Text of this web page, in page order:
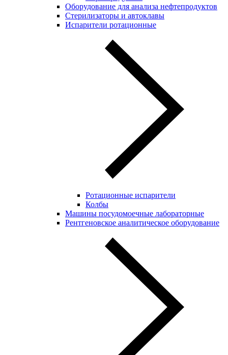
Оборудование для анализа нефтепродуктов
Стерилизаторы и автоклавы
Испарители ротационные
Ротационные испарители
Колбы
Машины посудомоечные лабораторные
Рентгеновское аналитическое оборудование